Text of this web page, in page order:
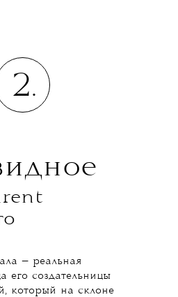
2.
— реальная
его создательницы
который на склоне